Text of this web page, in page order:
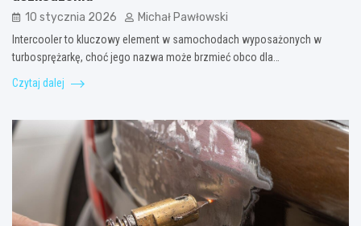
10 stycznia 2026 Michał Pawłowski
Intercooler to kluczowy element w samochodach wyposażonych w
turbosprężarkę, choć jego nazwa może brzmieć obco dla…
Czytaj dalej